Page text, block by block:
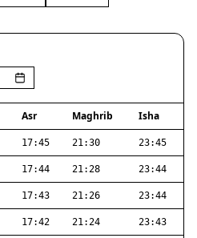
Asr Maghrib
Isha
17:45 21:30 23:45
17:44 21:28 23:44
17:43 21:26 23:44
17:42 21:24 23:43